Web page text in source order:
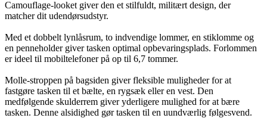
Camouflage-looket giver den et stilfuldt, militært design, der
matcher dit udendørsudstyr.
Med et dobbelt lynlåsrum, to indvendige lommer, en stiklomme og
en penneholder giver tasken optimal opbevaringsplads. Forlommen
er ideel til mobiltelefoner på op til 6,7 tommer.
Molle-stroppen på bagsiden giver fleksible muligheder for at
fastgøre tasken til et bælte, en rygsæk eller en vest. Den
medfølgende skulderrem giver yderligere mulighed for at bære
tasken. Denne alsidighed gør tasken til en uundværlig følgesvend.